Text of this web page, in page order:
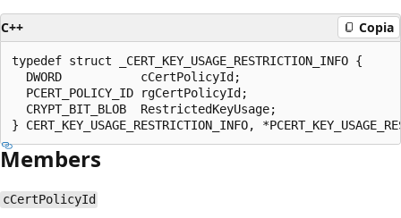
C++ Copia
typedef struct _CERT_KEY_USAGE_RESTRICTION_INFO {
  DWORD           cCertPolicyId;
  PCERT_POLICY_ID rgCertPolicyId;
  CRYPT_BIT_BLOB  RestrictedKeyUsage;
Members
cCertPolicyId